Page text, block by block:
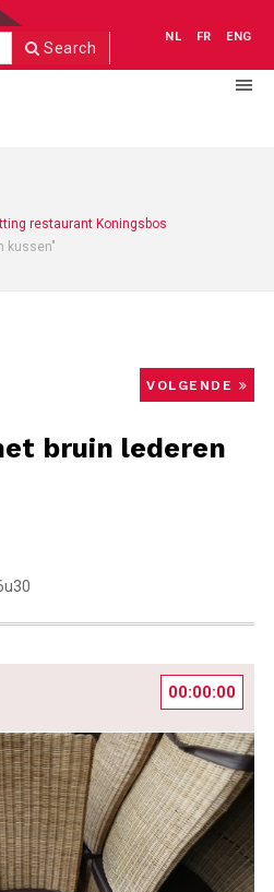
Search
NL FR ENG
restaurant Koningsbos
kussen"
VOLGENDE
bruin lederen
00:00:00